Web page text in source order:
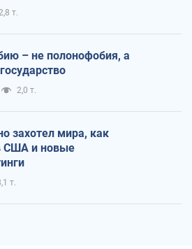
т.
– не полонофобия, а
2,0 т.
захотел мира, как
США и новые
т.